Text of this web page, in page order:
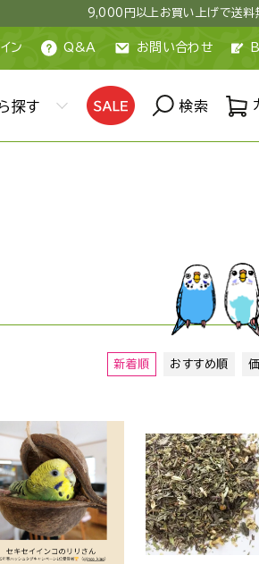
9,000円以上お買い上げで送料
ン Q&A お問い合わせ
探す 検索
新着順 おすすめ順